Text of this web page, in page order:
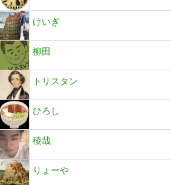
けいぎ
柳田
トリスタン
ひろし
稜哉
りょーや